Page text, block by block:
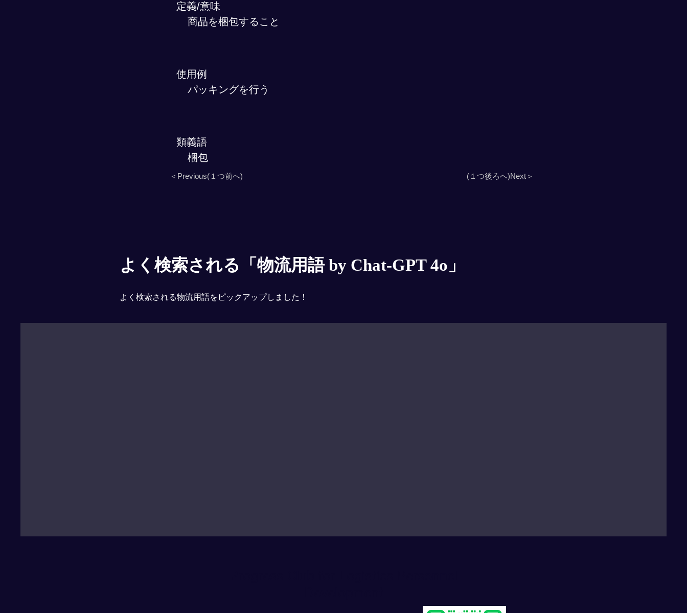
定義/意味
商品を梱包すること
使用例
パッキングを行う
類義語
梱包
＜Previous(１つ前へ) (１つ後ろへ)Next＞
よく検索される「物流用語 by Chat-GPT 4o」
よく検索される物流用語をピックアップしました！